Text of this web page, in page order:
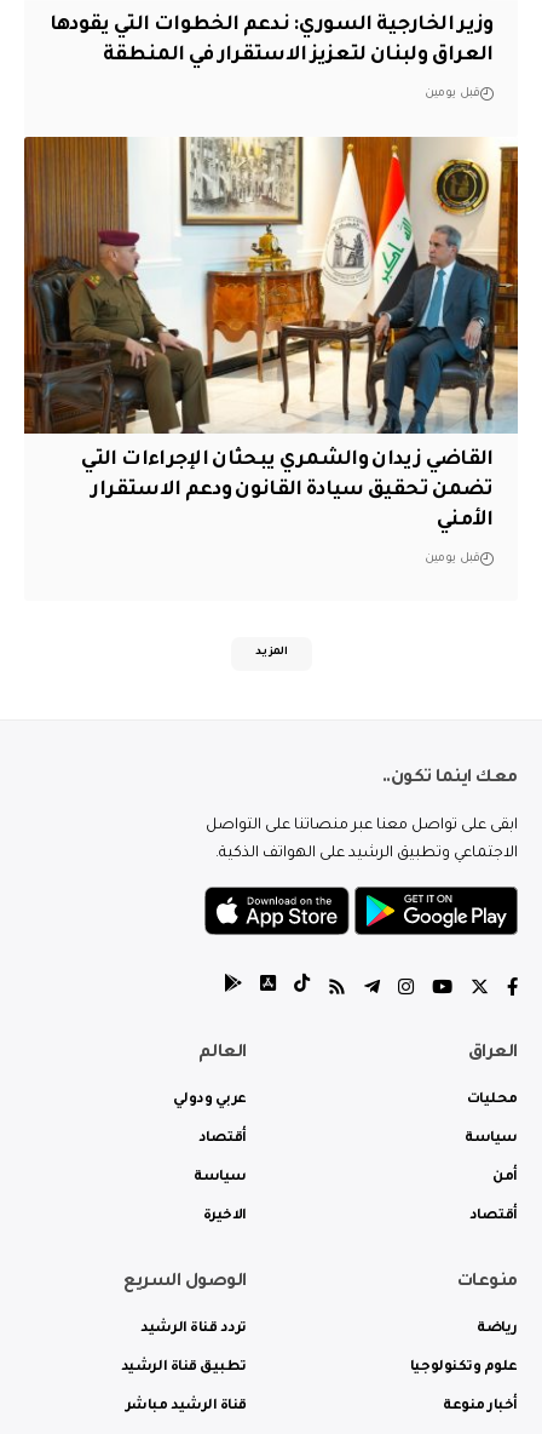
وزير الخارجية السوري: ندعم الخطوات التي يقودها
العراق ولبنان لتعزيز الاستقرار في المنطقة
قبل يومين
القاضي زيدان والشمري يبحثان الإجراءات التي
تضمن تحقيق سيادة القانون ودعم الاستقرار
الأمني
قبل يومين
المزيد
معك اينما تكون..
ابقى على تواصل معنا عبر منصاتنا على التواصل
الاجتماعي وتطبيق الرشيد على الهواتف الذكية.
العراق
محليات
سياسة
أمن
أقتصاد
العالم
عربي ودولي
أقتصاد
سياسة
الاخيرة
منوعات
رياضة
علوم وتكنولوجيا
أخبار منوعة
الوصول السريع
تردد قناة الرشيد
تطبيق قناة الرشيد
قناة الرشيد مباشر